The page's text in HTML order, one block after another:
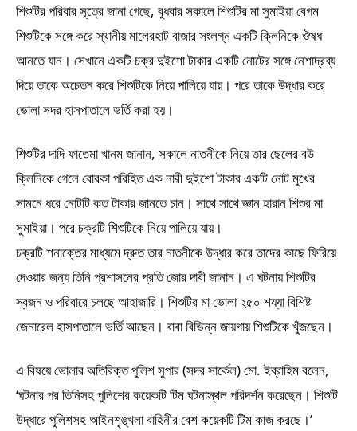
শিশুটির পরিবার সূত্রে জানা গেছে, বুধবার সকালে শিশুটির মা সুমাইয়া বেগম
শিশুটিকে সঙ্গে করে স্থানীয় মালেরহাট বাজার সংলগ্ন একটি ক্লিনিকে ঔষধ
আনতে যান। সেখানে একটি চক্র দুইশো টাকার একটি নোটের সঙ্গে নেশাদ্রব্য
দিয়ে তাকে অচেতন করে শিশুটিকে নিয়ে পালিয়ে যায়। পরে তাকে উদ্ধার করে
ভোলা সদর হাসপাতালে ভর্তি করা হয়।
শিশুটির দাদি ফাতেমা খানম জানান, সকালে নাতনীকে নিয়ে তার ছেলের বউ
ক্লিনিকে গেলে বোরকা পরিহিত এক নারী দুইশো টাকার একটি নোট মুখের
সামনে ধরে নোটটি কত টাকার জানতে চান। সাথে সাথে জ্ঞান হারান শিশুর মা
সুমাইয়া। পরে চক্রটি শিশুটিকে নিয়ে পালিয়ে যায়।
চক্রটি শনাক্তের মাধ্যমে দ্রুত তার নাতনীকে উদ্ধার করে তাদের কাছে ফিরিয়ে
দেওয়ার জন্য তিনি প্রশাসনের প্রতি জোর দাবী জানান। এ ঘটনায় শিশুটির
স্বজন ও পরিবারে চলছে আহাজারি। শিশুটির মা ভোলা ২৫০ শয্যা বিশিষ্ট
জেনারেল হাসপাতালে ভর্তি আছেন। বাবা বিভিন্ন জায়গায় শিশুটিকে খুঁজছেন।
এ বিষয়ে ভোলার অতিরিক্ত পুলিশ সুপার (সদর সার্কেল) মো. ইব্রাহিম বলেন,
‘ঘটনার পর তিনিসহ পুলিশের কয়েকটি টিম ঘটনাস্থল পরিদর্শন করেছেন। শিশুটি
উদ্ধারে পুলিশসহ আইনশৃঙ্খলা বাহিনীর বেশ কয়েকটি টিম কাজ করছে।’